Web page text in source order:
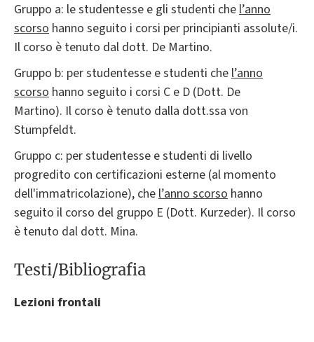
Gruppo a: le studentesse e gli studenti chel’anno
scorso hanno seguito i corsi per principianti assolute/i.
Il corso è tenuto dal dott. De Martino.
Gruppo b: per studentesse e studenti chel’anno
scorso hanno seguito i corsi C e D (Dott. De
Martino). Il corso è tenuto dalla dott.ssa von
Stumpfeldt.
Gruppo c: per studentesse e studenti di livello
progredito con certificazioni esterne (al momento
dell'immatricolazione), chel’anno scorso hanno
seguito il corso del gruppo E (Dott. Kurzeder). Il corso
è tenuto dal dott. Mina.
Testi/Bibliografia
Lezioni frontali